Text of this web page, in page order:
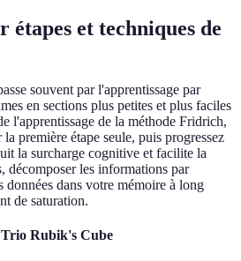
étapes et techniques de
souvent par l'apprentissage par
en sections plus petites et plus faciles
l'apprentissage de la méthode Fridrich,
première étape seule, puis progressez
la surcharge cognitive et facilite la
décomposer les informations par
données dans votre mémoire à long
de saturation.
Rubik's Cube